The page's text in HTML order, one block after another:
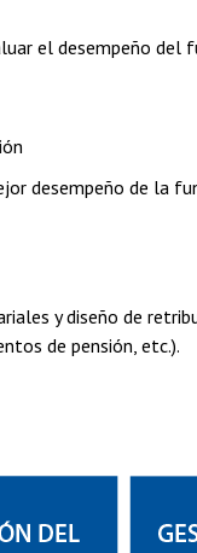
el desempeño del
desempeño de la
y diseño de
de pensión, etc.).